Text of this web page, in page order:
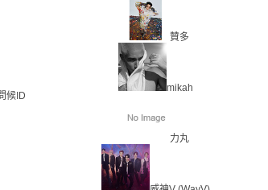
候ID
贊多
mikah
力丸